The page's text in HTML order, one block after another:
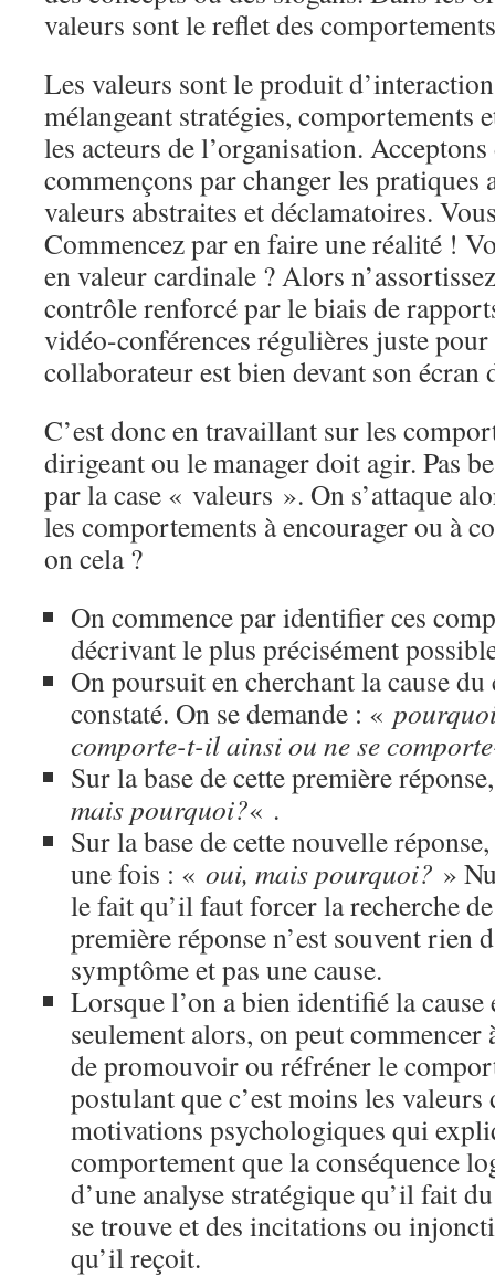
valeurs sont le reflet des
Les valeurs sont le produit
mélangeant stratégies, comportements
les acteurs de l’organisation.
commençons par changer les pratiques
valeurs abstraites et déclamatoires.
Commencez par en faire une réalité !
en valeur cardinale ? Alors
contrôle renforcé par le biais de
vidéo-conférences régulières juste
collaborateur est bien devant son écran
C’est donc en travaillant sur les
dirigeant ou le manager doit agir. Pas
par la case « valeurs ». On s’attaque
les comportements à encourager ou à
on cela ?
On commence par identifier ces
décrivant le plus précisément
On poursuit en cherchant la cause
constaté. On se demande : «
comporte-t-il ainsi ou ne se
Sur la base de cette première
mais pourquoi?« .
Sur la base de cette nouvelle
une fois : « oui, mais pourquoi? »
le fait qu’il faut forcer la recherche
première réponse n’est souvent rien
symptôme et pas une cause.
Lorsque l’on a bien identifié la
seulement alors, on peut
de promouvoir ou réfréner le
postulant que c’est moins les valeurs
motivations psychologiques qui
comportement que la conséquence
d’une analyse stratégique qu’il fait
se trouve et des incitations ou
qu’il reçoit.